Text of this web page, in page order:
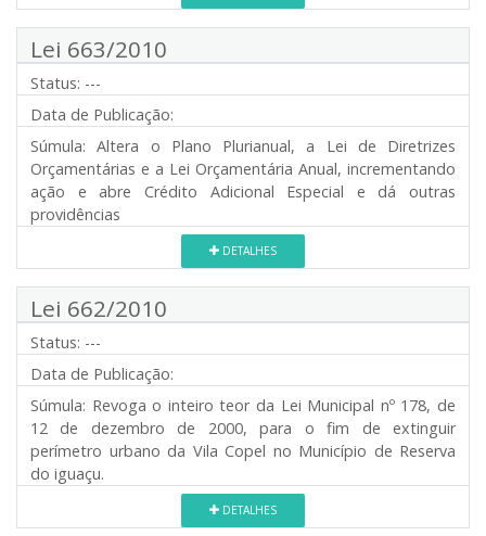
Lei 663/2010
Status: ---
Data de Publicação:
Súmula: Altera o Plano Plurianual, a Lei de Diretrizes
Orçamentárias e a Lei Orçamentária Anual, incrementando
ação e abre Crédito Adicional Especial e dá outras
providências
DETALHES
Lei 662/2010
Status: ---
Data de Publicação:
Súmula: Revoga o inteiro teor da Lei Municipal nº 178, de
12 de dezembro de 2000, para o fim de extinguir
perímetro urbano da Vila Copel no Município de Reserva
do iguaçu.
DETALHES